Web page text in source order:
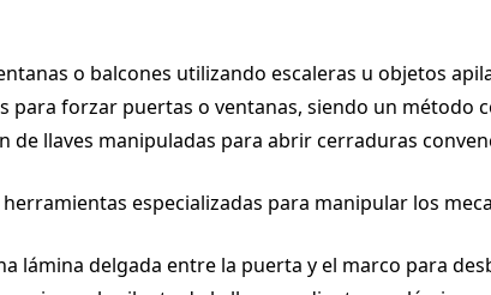
o balcones utilizando escaleras u objetos
para forzar puertas o ventanas, siendo un método
de llaves manipuladas para abrir cerraduras
herramientas especializadas para manipular los
lámina delgada entre la puerta y el marco para